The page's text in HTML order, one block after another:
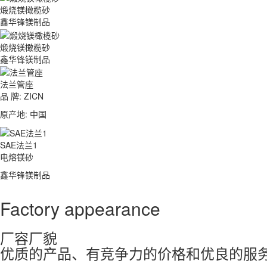
煅烧镁橄榄砂
鑫华锋镁制品
煅烧镁橄榄砂
鑫华锋镁制品
法兰管座
品 牌: ZICN
原产地: 中国
SAE法兰1
电熔镁砂
鑫华锋镁制品
Factory appearance
厂容厂貌
优质的产品、有竞争力的价格和优良的服